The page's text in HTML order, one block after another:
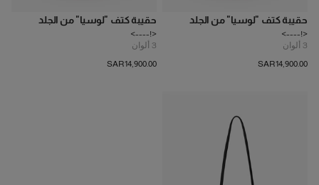
حقيبة كتف "لوسيا" من الجلد
<!---->
3 ألوان
SAR‌14,900.00
حقيبة كتف "لوسيا" من الجلد
<!---->
3 ألوان
SAR‌14,900.00